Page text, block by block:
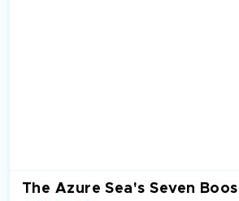
The Azure Sea's Seven